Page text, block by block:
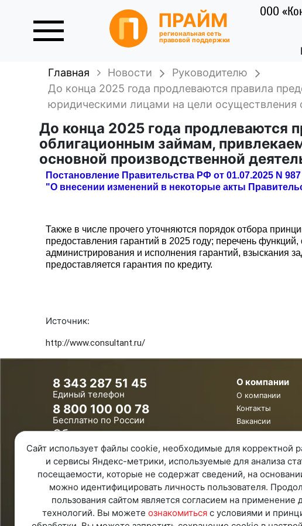
ПРАЙМ
региональная сеть
правовой поддержки
ООО
Главная Новости
Руководителю
До конца 2025 года продлеваются правила
юридическими лицами на цели осуществления
До конца 2025 года продлеваются
облигационным займам,
основной производственной
Постановление Правительства РФ от 01.07.2025 N 987
"О внесении изменений в некоторые акты
Также в числе прочего уточняются порядок отбора
предоставления гарантий в 2025 году; перечень
администрирования и исполнения гарантий, взыскания
предоставляется гарантия по кредиту.
Источник:
http://www.consultant.ru/
8 343 287 51 45
Единый телефон
8 800 100 00 78
Бесплатно по России
Обратная связь
Удаленная поддержка
Политика конфиденциальности
Политика обработки персональных
данных
Карта Сайта
О компании
О компании
Контакты
Вакансии
© ООО
Сайт использует файлы cookie, необходимые для корректной
и сервисы Яндекс-метрики, используемые для анализа
посещаемости, которые не содержат сведений, на
можно идентифицировать личность пользователя.
пользования сайтом является согласием на применение
технологий. Вы можете ознакомитьсяс условиями и